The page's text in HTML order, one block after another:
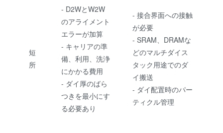
短
所
- D2WとW2W
のアライメント
エラーが加算
- キャリアの準
備、利用、洗浄
にかかる費用
- ダイ厚のばら
つきを最小にす
る必要あり
- 接合界面への接触
が必要
- SRAM、DRAMな
どのマルチダイス
タック用途でのダ
イ搬送
- ダイ配置時のパー
ティクル管理